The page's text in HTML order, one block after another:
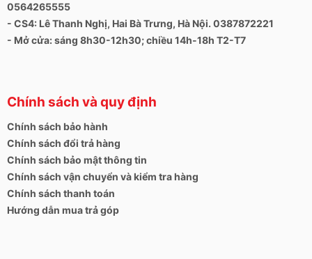
0564265555
- CS4: Lê Thanh Nghị, Hai Bà Trưng, Hà Nội. 0387872221
- Mở cửa: sáng 8h30-12h30; chiều 14h-18h T2-T7
Chính sách và quy định
Chính sách bảo hành
Chính sách đổi trả hàng
Chính sách bảo mật thông tin
Chính sách vận chuyển và kiểm tra hàng
Chính sách thanh toán
Hướng dẫn mua trả góp